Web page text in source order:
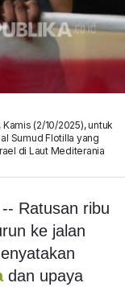
(2/10/2025), untuk
Sumud Flotilla yang
di Laut Mediterania
Ratusan ribu
ke jalan
dan upaya